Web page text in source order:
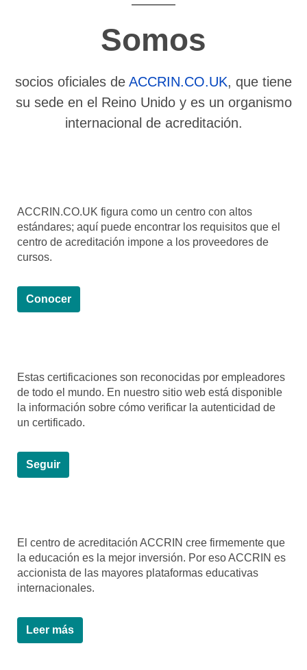
Somos
socios oficiales de ACCRIN.CO.UK, que tiene
su sede en el Reino Unido y es un organismo
internacional de acreditación.
ACCRIN.CO.UK figura como un centro con altos
estándares; aquí puede encontrar los requisitos que el
centro de acreditación impone a los proveedores de
cursos.
Conocer
Estas certificaciones son reconocidas por empleadores
de todo el mundo. En nuestro sitio web está disponible
la información sobre cómo verificar la autenticidad de
un certificado.
Seguir
El centro de acreditación ACCRIN cree firmemente que
la educación es la mejor inversión. Por eso ACCRIN es
accionista de las mayores plataformas educativas
internacionales.
Leer más